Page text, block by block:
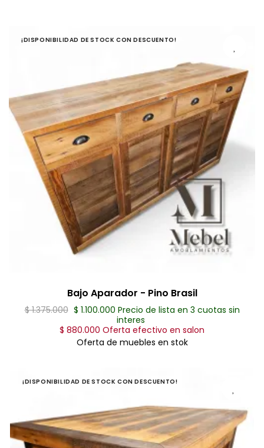
¡DISPONIBILIDAD DE STOCK CON DESCUENTO!
Bajo Aparador - Pino Brasil
$ 1.375.000 $ 1.100.000 Precio de lista en 3 cuotas sin
interes
$ 880.000 Oferta efectivo en salon
Oferta de muebles en stok
¡DISPONIBILIDAD DE STOCK CON DESCUENTO!